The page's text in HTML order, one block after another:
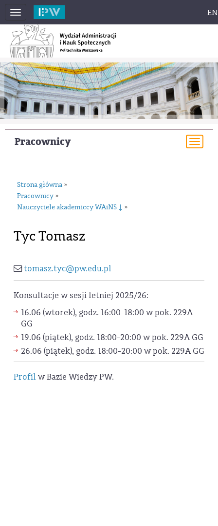
Toggle
navigation
EN
Pracownicy
Strona główna »
Pracownicy »
Nauczyciele akademiccy WAiNS ↓ »
Tyc Tomasz
tomasz.tyc@pw.edu.pl
Konsultacje w sesji letniej 2025/26:
16.06 (wtorek), godz. 16:00-18:00 w pok. 229A
GG
19.06 (piątek), godz. 18:00-20:00 w pok. 229A GG
26.06 (piątek), godz. 18:00-20:00 w pok. 229A GG
Profil w Bazie Wiedzy PW.